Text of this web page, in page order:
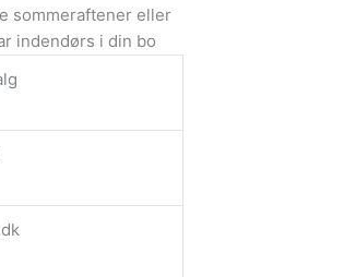
sommeraftener eller
indendørs i din bo